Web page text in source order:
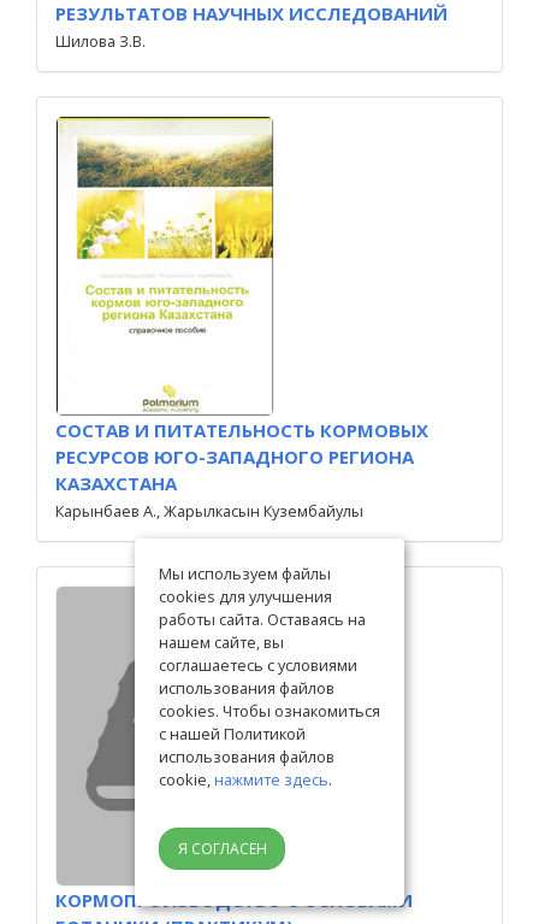
РЕЗУЛЬТАТОВ НАУЧНЫХ ИССЛЕДОВАНИЙ
Шилова З.В.
СОСТАВ И ПИТАТЕЛЬНОСТЬ КОРМОВЫХ
РЕСУРСОВ ЮГО-ЗАПАДНОГО РЕГИОНА
КАЗАХСТАНА
Карынбаев А., Жарылкасын Кузембайулы
КОРМОПРОИЗВОДСТВО С ОСНОВАМИ
Мы используем файлы
cookies для улучшения
работы сайта. Оставаясь на
нашем сайте, вы
соглашаетесь с условиями
использования файлов
cookies. Чтобы ознакомиться
с нашей Политикой
использования файлов
cookie,нажмите здесь.
Я СОГЛАСЕН